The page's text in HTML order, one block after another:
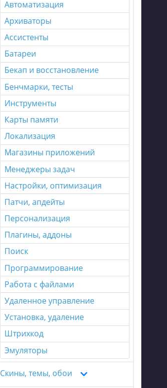
Автоматизация
Архиваторы
Ассистенты
Батареи
Бекап и восстановление
Бенчмарки, тесты
Инструменты
Карты памяти
Локализация
Магазины приложений
Менеджеры задач
Настройки, оптимизация
Патчи, апдейты
Персонализация
Плагины, аддоны
Поиск
Программирование
Работа с файлами
Удаленное управление
Установка, удаление
Штрихкод
Эмуляторы
Скины, темы, обои